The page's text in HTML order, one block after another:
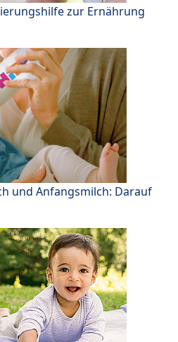
zur Ernährung
und Anfangsmilch: Darauf